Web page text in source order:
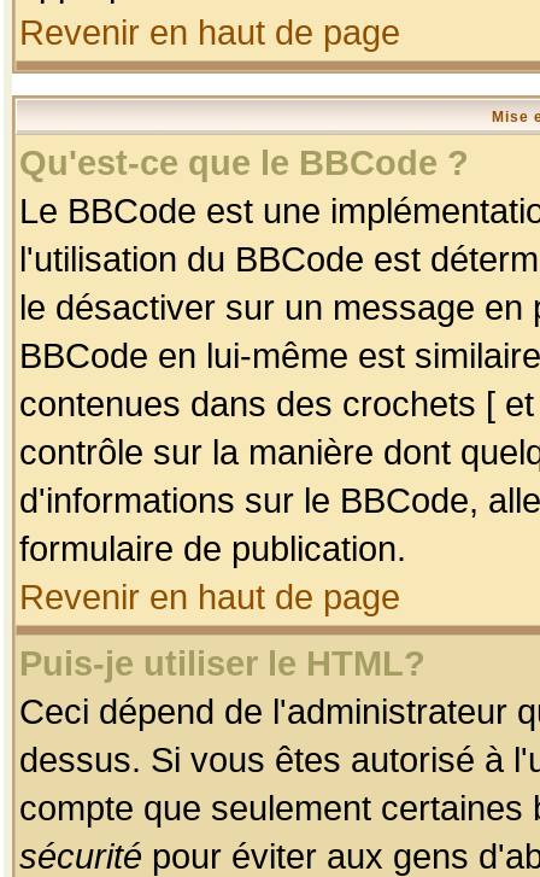
Revenir en haut de page
Mise
Qu'est-ce que le BBCode ?
Le BBCode est une
l'utilisation du BBCode est
le désactiver sur un message
BBCode en lui-même est
contenues dans des crochets [
contrôle sur la manière dont
d'informations sur le BBCode,
formulaire de publication.
Revenir en haut de page
Puis-je utiliser le HTML?
Ceci dépend de l'administrateur
dessus. Si vous êtes autorisé à
compte que seulement
sécurité pour éviter aux gens